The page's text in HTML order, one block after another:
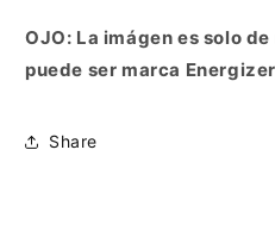
OJO: La imágen es solo
puede ser marca
Share